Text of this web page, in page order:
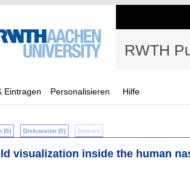
RWTH
Eintragen Personalisieren Hilfe
(0) Diskussion (0) Dateien
visualization inside the human